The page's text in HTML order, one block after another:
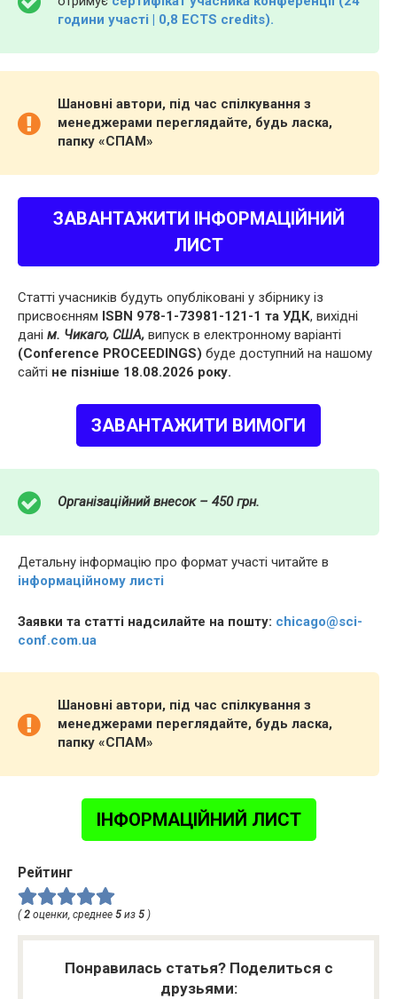
години участі | 0,8 ECTS credits).
Шановні автори, під час спілкування з
менеджерами переглядайте, будь ласка,
папку «СПАМ»
ЗАВАНТАЖИТИ ІНФОРМАЦІЙНИЙ
ЛИСТ
Статті учасників будуть опубліковані у збірнику із
присвоєнням ISBN 978-1-73981-121-1 та УДК, вихідні
дані м. Чикаго, США, випуск в електронному варіанті
(Conference PROCEEDINGS) буде доступний на нашому
сайті не пізніше 18.08.2026 року.
ЗАВАНТАЖИТИ ВИМОГИ
Організаційний внесок – 450 грн.
Детальну інформацію про формат участі читайте в
інформаційному листі
Заявки та статті надсилайте на пошту: chicago@sci-
conf.com.ua
Шановні автори, під час спілкування з
менеджерами переглядайте, будь ласка,
папку «СПАМ»
ІНФОРМАЦІЙНИЙ ЛИСТ
Рейтинг
( 2 оценки, среднее 5 из 5 )
Понравилась статья? Поделиться с
друзьями: